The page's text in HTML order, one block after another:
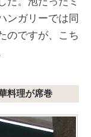
ンガリーでは同
のですが、こち
料理が席巻